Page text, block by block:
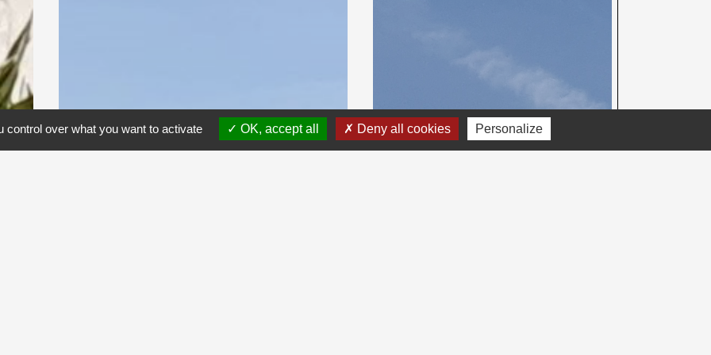
over what you want to activate OK, accept all Deny all cookies Personalize